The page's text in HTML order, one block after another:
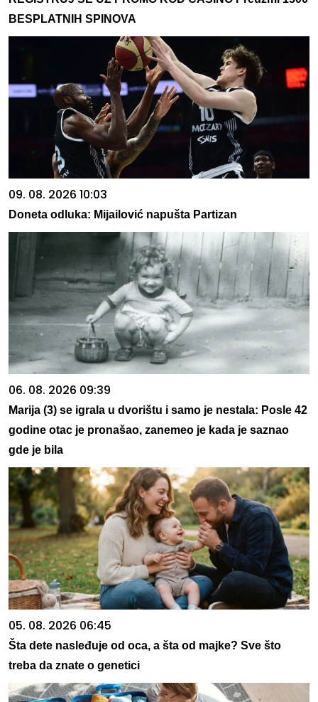
BESPLATNIH SPINOVA
09. 08. 2026 10:03
Doneta odluka: Mijailović napušta Partizan
06. 08. 2026 09:39
Marija (3) se igrala u dvorištu i samo je nestala: Posle 42
godine otac je pronašao, zanemeo je kada je saznao
gde je bila
05. 08. 2026 06:45
Šta dete nasleđuje od oca, a šta od majke? Sve što
treba da znate o genetici